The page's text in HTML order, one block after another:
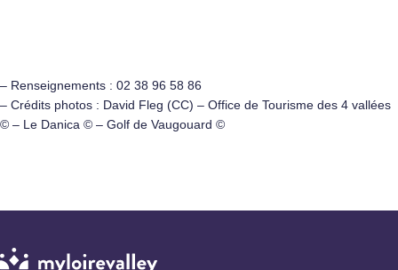
– Renseignements : 02 38 96 58 86
– Crédits photos : David Fleg (CC) – Office de Tourisme des 4 vallées
© – Le Danica © – Golf de Vaugouard ©